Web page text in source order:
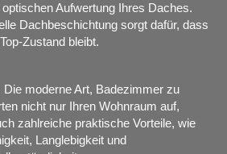
Aufwertung Ihres Daches.
Dachbeschichtung sorgt dafür, dass
Zustand bleibt.
Die moderne Art, Badezimmer zu
nicht nur Ihren Wohnraum auf,
zahlreiche praktische Vorteile, wie
Langlebigkeit und